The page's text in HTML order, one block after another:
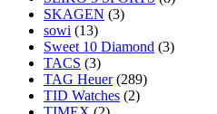
SKAGEN (3)
sowi (13)
Sweet 10 Diamond (3)
TACS (3)
TAG Heuer(289)
TID Watches (2)